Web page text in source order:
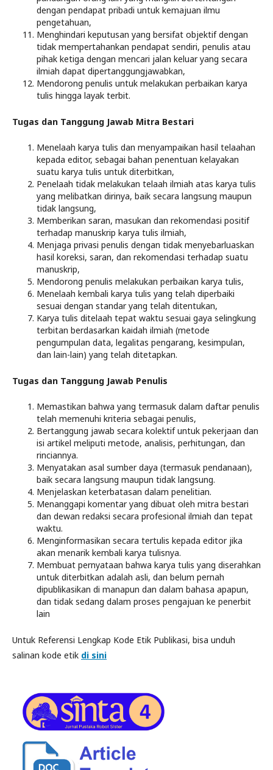
dengan pendapat pribadi untuk kemajuan ilmu
pengetahuan,
Menghindari keputusan yang bersifat objektif dengan
tidak mempertahankan pendapat sendiri, penulis atau
pihak ketiga dengan mencari jalan keluar yang secara
ilmiah dapat dipertanggungjawabkan,
Mendorong penulis untuk melakukan perbaikan karya
tulis hingga layak terbit.
Tugas dan Tanggung Jawab Mitra Bestari
Menelaah karya tulis dan menyampaikan hasil telaahan
kepada editor, sebagai bahan penentuan kelayakan
suatu karya tulis untuk diterbitkan,
Penelaah tidak melakukan telaah ilmiah atas karya tulis
yang melibatkan dirinya, baik secara langsung maupun
tidak langsung,
Memberikan saran, masukan dan rekomendasi positif
terhadap manuskrip karya tulis ilmiah,
Menjaga privasi penulis dengan tidak menyebarluaskan
hasil koreksi, saran, dan rekomendasi terhadap suatu
manuskrip,
Mendorong penulis melakukan perbaikan karya tulis,
Menelaah kembali karya tulis yang telah diperbaiki
sesuai dengan standar yang telah ditentukan,
Karya tulis ditelaah tepat waktu sesuai gaya selingkung
terbitan berdasarkan kaidah ilmiah (metode
pengumpulan data, legalitas pengarang, kesimpulan,
dan lain-lain) yang telah ditetapkan.
Tugas dan Tanggung Jawab Penulis
Memastikan bahwa yang termasuk dalam daftar penulis
telah memenuhi kriteria sebagai penulis,
Bertanggung jawab secara kolektif untuk pekerjaan dan
isi artikel meliputi metode, analisis, perhitungan, dan
rinciannya.
Menyatakan asal sumber daya (termasuk pendanaan),
baik secara langsung maupun tidak langsung.
Menjelaskan keterbatasan dalam penelitian.
Menanggapi komentar yang dibuat oleh mitra bestari
dan dewan redaksi secara profesional ilmiah dan tepat
waktu.
Menginformasikan secara tertulis kepada editor jika
akan menarik kembali karya tulisnya.
Membuat pernyataan bahwa karya tulis yang diserahkan
untuk diterbitkan adalah asli, dan belum pernah
dipublikasikan di manapun dan dalam bahasa apapun,
dan tidak sedang dalam proses pengajuan ke penerbit
lain
Untuk Referensi Lengkap Kode Etik Publikasi, bisa unduh
salinan kode etik di sini